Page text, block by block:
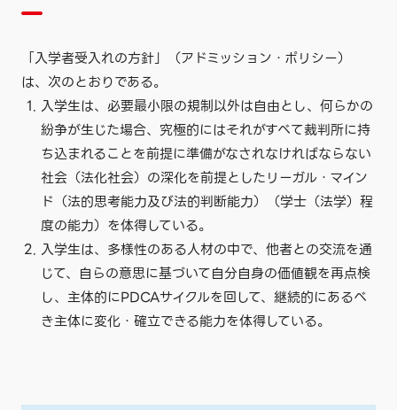
「入学者受入れの方針」（アドミッション・ポリシー）
は、次のとおりである。
入学生は、必要最小限の規制以外は自由とし、何らかの
紛争が生じた場合、究極的にはそれがすべて裁判所に持
ち込まれることを前提に準備がなされなければならない
社会（法化社会）の深化を前提としたリーガル・マイン
ド（法的思考能力及び法的判断能力）（学士（法学）程
度の能力）を体得している。
入学生は、多様性のある人材の中で、他者との交流を通
じて、自らの意思に基づいて自分自身の価値観を再点検
し、主体的にPDCAサイクルを回して、継続的にあるべ
き主体に変化・確立できる能力を体得している。